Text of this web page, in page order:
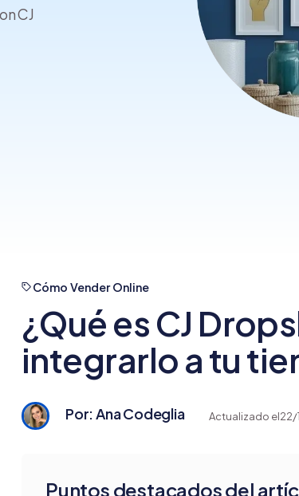
crear y usar una
Cómo Vender Online
¿Qué es CJ
integrarlo a tu
Por: Ana Codeglia Actualizado el22/
CJ
Puntos destacados del